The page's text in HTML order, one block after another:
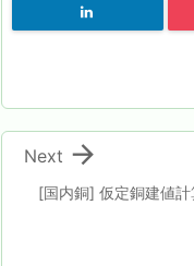
[国内銅] 仮定銅建値

Next